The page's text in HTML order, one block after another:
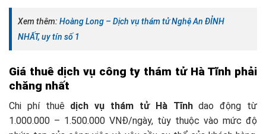
Xem thêm: Hoàng Long – Dịch vụ thám tử Nghệ An ĐỈNH
NHẤT, uy tín số 1
Giá thuê dịch vụ công ty thám tử Hà Tĩnh phải
chăng nhất
Chi phí thuê dịch vụ thám tử Hà Tĩnhdao động từ
1.000.000 – 1.500.000 VNĐ/ngày, tùy thuộc vào mức độ